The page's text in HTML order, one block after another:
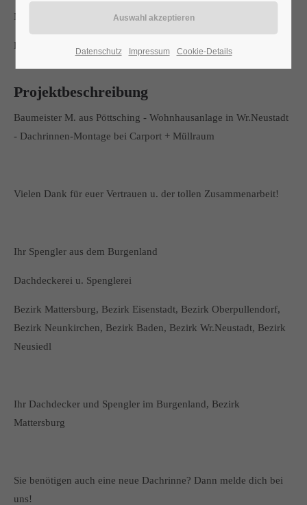
Neue Dachrinnen-Montage bei Carport + Müllraum
Farbe: Anthrazit - Prefa
Projektbeschreibung
Baumeister M. aus Pöttsching - Wohnhausanlage in Wr.Neustadt
- Dachrinnen-Montage bei Carport + Müllraum
Vielen Dank für euer Vertrauen u. der tollen Zusammenarbeit!
Ihr Spengler aus dem Burgenland
Dachdeckerei u. Spenglerei
Bezirk Mattersburg, Bezirk Eisenstadt, Bezirk Oberpullendorf,
Bezirk Neunkirchen, Bezirk Baden, Bezirk Wr.Neustadt, Bezirk
Neusiedl
Ihr Dachdecker und Spengler im Burgenland, Bezirk
Mattersburg
Sie benötigen auch eine neue Dachrinne? Dann melde dich bei
uns!
Datenschutz Impressum Cookie-Details